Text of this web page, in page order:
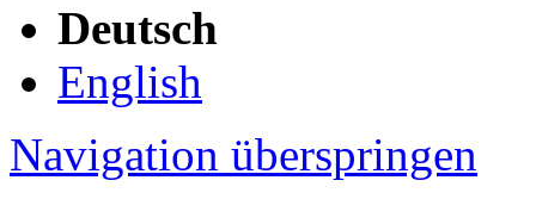
Deutsch
English
Navigation überspringen